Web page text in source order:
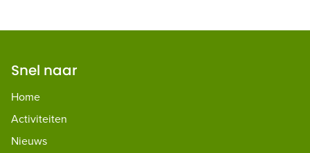
Snel naar
Home
Activiteiten
Nieuws